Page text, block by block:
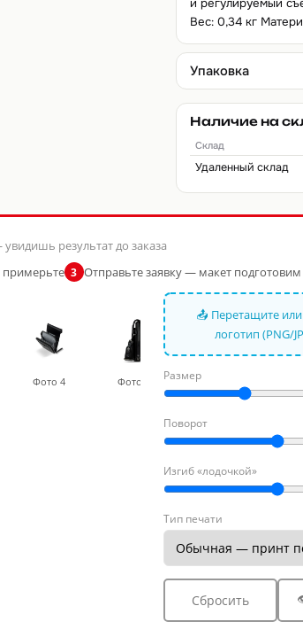
Вес: 0,34 кг
Упаковка
Наличие на
Склад
Удаленный склад
результат до заказа
примерьте 3 Отправьте заявку — макет подготовим
Фото 4 Фото 5
📤 Перетащите
логотип (PNG/
Размер
Поворот
Изгиб «лодочкой»
Тип печати
Сбросить